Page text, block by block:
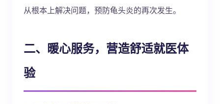
从根本上解决问题，预防龟头炎的再次发生。
二、暖心服务，营造舒适就医体
验